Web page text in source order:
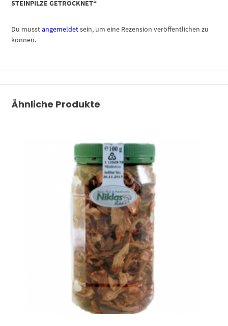
STEINPILZE GETROCKNET“
Du musstangemeldetsein, um eine Rezension veröffentlichen zu
können.
Ähnliche Produkte